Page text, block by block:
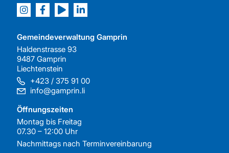
Gemeindeverwaltung Gamprin
Haldenstrasse 93
9487 Gamprin
Liechtenstein
+423 / 375 91 00
info@gamprin.li
Öffnungszeiten
Montag bis Freitag
07.30 – 12:00 Uhr
Nachmittags nach Terminvereinbarung